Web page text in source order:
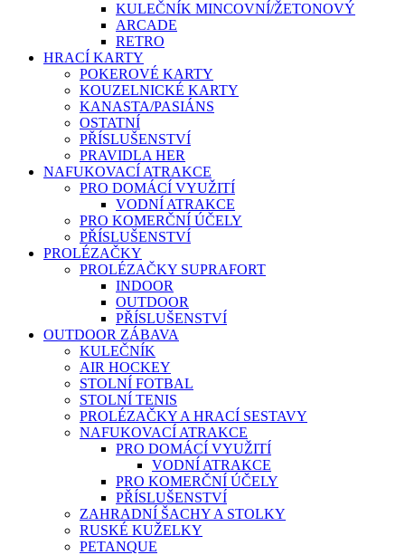
KULEČNÍK MINCOVNÍ/ŽETONOVÝ
ARCADE
RETRO
HRACÍ KARTY
POKEROVÉ KARTY
KOUZELNICKÉ KARTY
KANASTA/PASIÁNS
OSTATNÍ
PŘÍSLUŠENSTVÍ
PRAVIDLA HER
NAFUKOVACÍ ATRAKCE
PRO DOMÁCÍ VYUŽITÍ
VODNÍ ATRAKCE
PRO KOMERČNÍ ÚČELY
PŘÍSLUŠENSTVÍ
PROLÉZAČKY
PROLÉZAČKY SUPRAFORT
INDOOR
OUTDOOR
PŘÍSLUŠENSTVÍ
OUTDOOR ZÁBAVA
KULEČNÍK
AIR HOCKEY
STOLNÍ FOTBAL
STOLNÍ TENIS
PROLÉZAČKY A HRACÍ SESTAVY
NAFUKOVACÍ ATRAKCE
PRO DOMÁCÍ VYUŽITÍ
VODNÍ ATRAKCE
PRO KOMERČNÍ ÚČELY
PŘÍSLUŠENSTVÍ
ZAHRADNÍ ŠACHY A STOLKY
RUSKÉ KUŽELKY
PETANQUE